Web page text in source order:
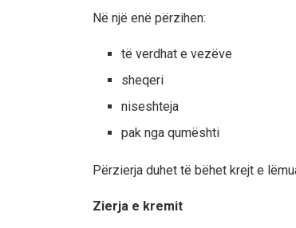
Në një enë përzihen:
të verdhat e vezëve
sheqeri
niseshteja
pak nga qumështi
Përzierja duhet të bëhet krejt e
Zierja e kremit